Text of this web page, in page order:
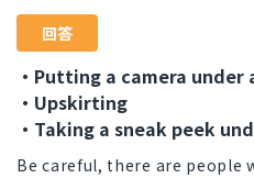
回答
・Putting a camera under
・Upskirting
・Taking a sneak peek
Be careful, there are people